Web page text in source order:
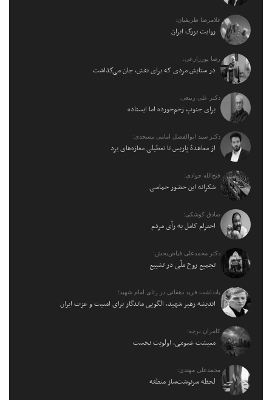
غلامرضا ظریفیان:
روایت بزرگ ایران
رضا پورزارعی:
در ستایش مردی که برای نقش، جان می‌گذاشت
دکتر علی ربیعی:
برای جنوبِ زخم‌خورده اما ایستاده
دکتر سید ابوالفضل امامی مسجدی:
از معاهدهٔ پاریس تا تعطیلی مغازه‌های یزد
فتح‌الله جوادی:
شکرانه این حضور حماسی
صادق کوشکی:
احترام کامل به رأی مردم
دکتر محمدعلی فیاض‌بخش:
تجمیع روح ملّی در تشییع
یادداشت فرید دهقانی در رثای امام شهید؛
اندیشه رهبر شهید، الگویی ماندگار برای امنیت و عزت ایران
کامران نرجه:
معیشت عمومی، اولویت نخست
محمدعلی مهتدی:
لحظه سرنوشت‌ساز منطقه